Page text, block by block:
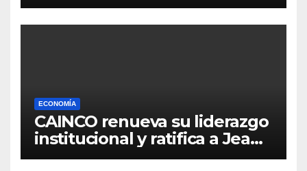
distancia
ECONOMÍA
CAINCO renueva su liderazgo
institucional y ratifica a Jean
Pierre Antelo para una nueva